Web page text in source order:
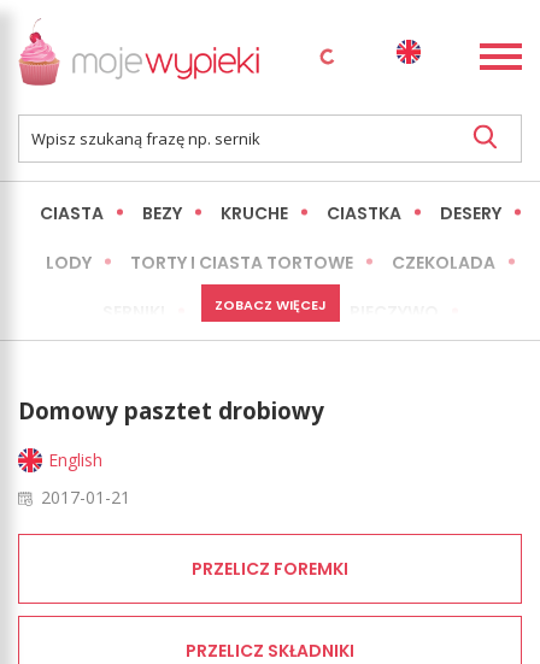
CIASTA BEZY KRUCHE CIASTKA DESERY
LODY TORTY I CIASTA TORTOWE CZEKOLADA
MINI WYPIEKI
LŻEJSZE / ZDROWSZE
ZOBACZ WIĘCEJ
Domowy pasztet drobiowy
English
2017-01-21
PRZELICZ FOREMKI
PRZELICZ SKŁADNIKI